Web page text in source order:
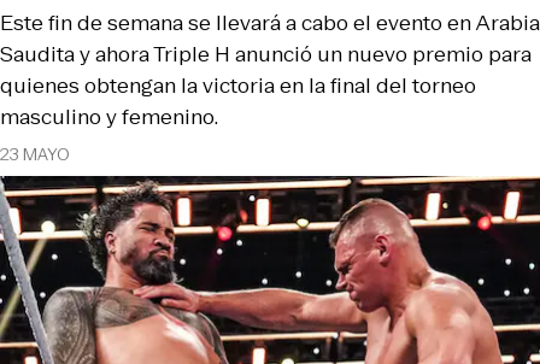
23 MAYO
Este fin de semana se llevará a cabo el evento en Arabia
Saudita y ahora Triple H anunció un nuevo premio para
quienes obtengan la victoria en la final del torneo
masculino y femenino.